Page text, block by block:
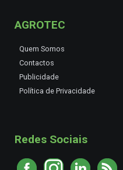
AGROTEC
Quem Somos
Contactos
Publicidade
Política de Privacidade
Redes Sociais